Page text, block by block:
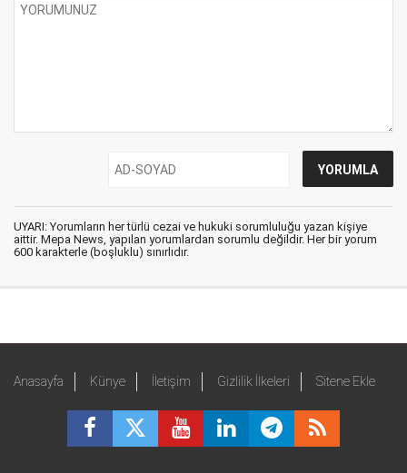
UYARI: Yorumların her türlü cezai ve hukuki sorumluluğu yazan kişiye
aittir. Mepa News, yapılan yorumlardan sorumlu değildir. Her bir yorum
600 karakterle (boşluklu) sınırlıdır.
Anasayfa Künye İletişim Gizlilik İlkeleri Sitene Ekle